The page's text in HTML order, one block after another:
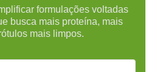
formulações voltadas
busca mais proteína, mais
mais limpos.